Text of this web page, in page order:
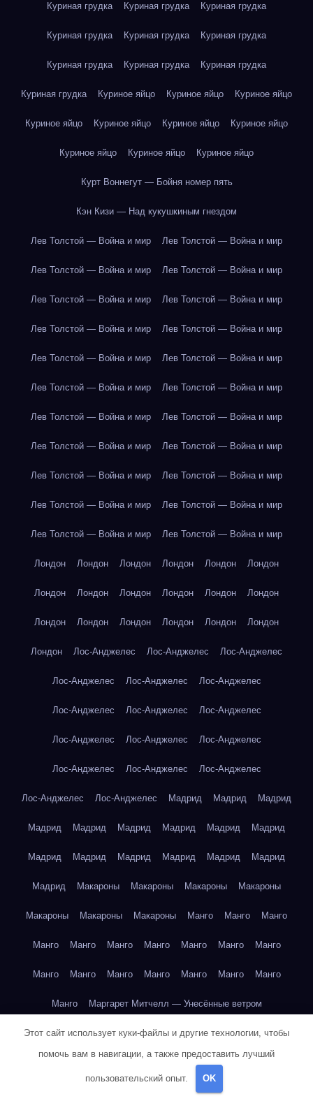
Куриная грудка Куриная грудка Куриная грудка
Куриная грудка Куриная грудка Куриная грудка
Куриная грудка Куриная грудка Куриная грудка
Куриная грудка Куриное яйцо Куриное яйцо Куриное яйцо
Куриное яйцо Куриное яйцо Куриное яйцо Куриное яйцо
Куриное яйцо Куриное яйцо Куриное яйцо
Курт Воннегут — Бойня номер пять
Кэн Кизи — Над кукушкиным гнездом
Лев Толстой — Война и мир Лев Толстой — Война и мир
Лев Толстой — Война и мир Лев Толстой — Война и мир
Лев Толстой — Война и мир Лев Толстой — Война и мир
Лев Толстой — Война и мир Лев Толстой — Война и мир
Лев Толстой — Война и мир Лев Толстой — Война и мир
Лев Толстой — Война и мир Лев Толстой — Война и мир
Лев Толстой — Война и мир Лев Толстой — Война и мир
Лев Толстой — Война и мир Лев Толстой — Война и мир
Лев Толстой — Война и мир Лев Толстой — Война и мир
Лев Толстой — Война и мир Лев Толстой — Война и мир
Лев Толстой — Война и мир Лев Толстой — Война и мир
Лондон Лондон Лондон Лондон Лондон Лондон
Лондон Лондон Лондон Лондон Лондон Лондон
Лондон Лондон Лондон Лондон Лондон Лондон
Лондон Лос-Анджелес Лос-Анджелес Лос-Анджелес
Лос-Анджелес Лос-Анджелес Лос-Анджелес
Лос-Анджелес Лос-Анджелес Лос-Анджелес
Лос-Анджелес Лос-Анджелес Лос-Анджелес
Лос-Анджелес Лос-Анджелес Лос-Анджелес
Лос-Анджелес Лос-Анджелес Мадрид Мадрид Мадрид
Мадрид Мадрид Мадрид Мадрид Мадрид Мадрид
Мадрид Мадрид Мадрид Мадрид Мадрид Мадрид
Мадрид Макароны Макароны Макароны Макароны
Макароны Макароны Макароны Манго Манго Манго
Манго Манго Манго Манго Манго Манго Манго
Манго Манго Манго Манго Манго Манго Манго
Манго Маргарет Митчелл — Унесённые ветром
Марк Твен — Приключения Тома Сойера
Марк Твен — Приключения Тома Сойера
Марк Твен — Приключения Тома Сойера
Этот сайт использует куки-файлы и другие технологии, чтобы
помочь вам в навигации, а также предоставить лучший
пользовательский опыт. OK